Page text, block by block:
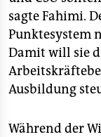
wahrheit
verlag
verlag
veranstaltungen
shop
sagte Fahimi.
Punktesystem
Damit will sie
Ausbildung
Während der